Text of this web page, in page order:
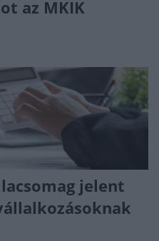
az MKIK
jelent